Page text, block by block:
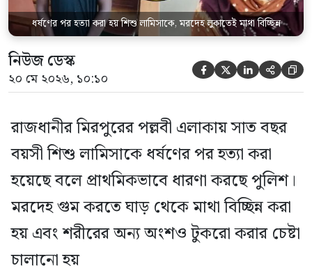
ধর্ষণের পর হত্যা করা হয় শিশু লামিসাকে, মরদেহ লুকাতেই মাথা বিচ্ছিন্ন
নিউজ ডেস্ক
২০ মে ২০২৬, ১০:১০     
রাজধানীর মিরপুরের পল্লবী এলাকায় সাত বছর
বয়সী শিশু লামিসাকে ধর্ষণের পর হত্যা করা
হয়েছে বলে প্রাথমিকভাবে ধারণা করছে পুলিশ।
মরদেহ গুম করতে ঘাড় থেকে মাথা বিচ্ছিন্ন করা
হয় এবং শরীরের অন্য অংশও টুকরো করার চেষ্টা
চালানো হয়